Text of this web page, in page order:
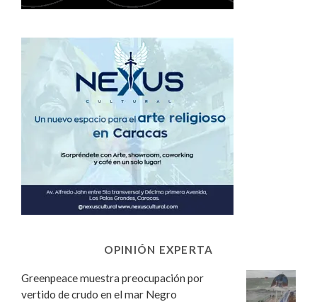
OPINIÓN EXPERTA
Greenpeace muestra preocupación por
vertido de crudo en el mar Negro